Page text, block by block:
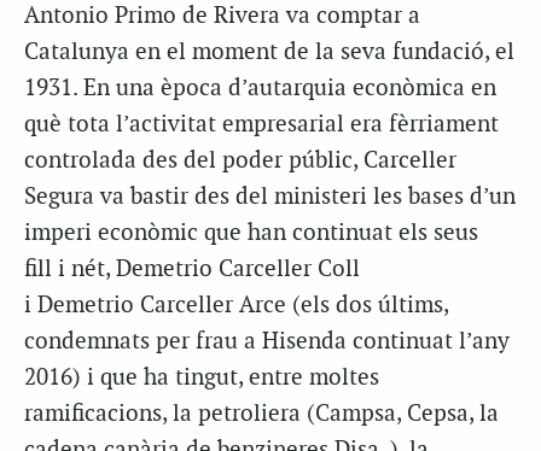
Antonio Primo de Rivera va comptar a
Catalunya en el moment de la seva fundació, el
1931. En una època d’autarquia econòmica en
què tota l’activitat empresarial era fèrriament
controlada des del poder públic, Carceller
Segura va bastir des del ministeri les bases d’un
imperi econòmic que han continuat els seus
fill i nét, Demetrio Carceller Coll
i Demetrio Carceller Arce (els dos últims,
condemnats per frau a Hisenda continuat l’any
2016) i que ha tingut, entre moltes
ramificacions, la petroliera (Campsa, Cepsa, la